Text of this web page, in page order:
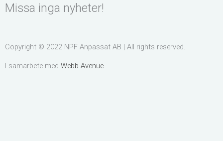
Missa inga nyheter!
Copyright © 2022 NPF Anpassat AB | All rights reserved.
I samarbete med Webb Avenue